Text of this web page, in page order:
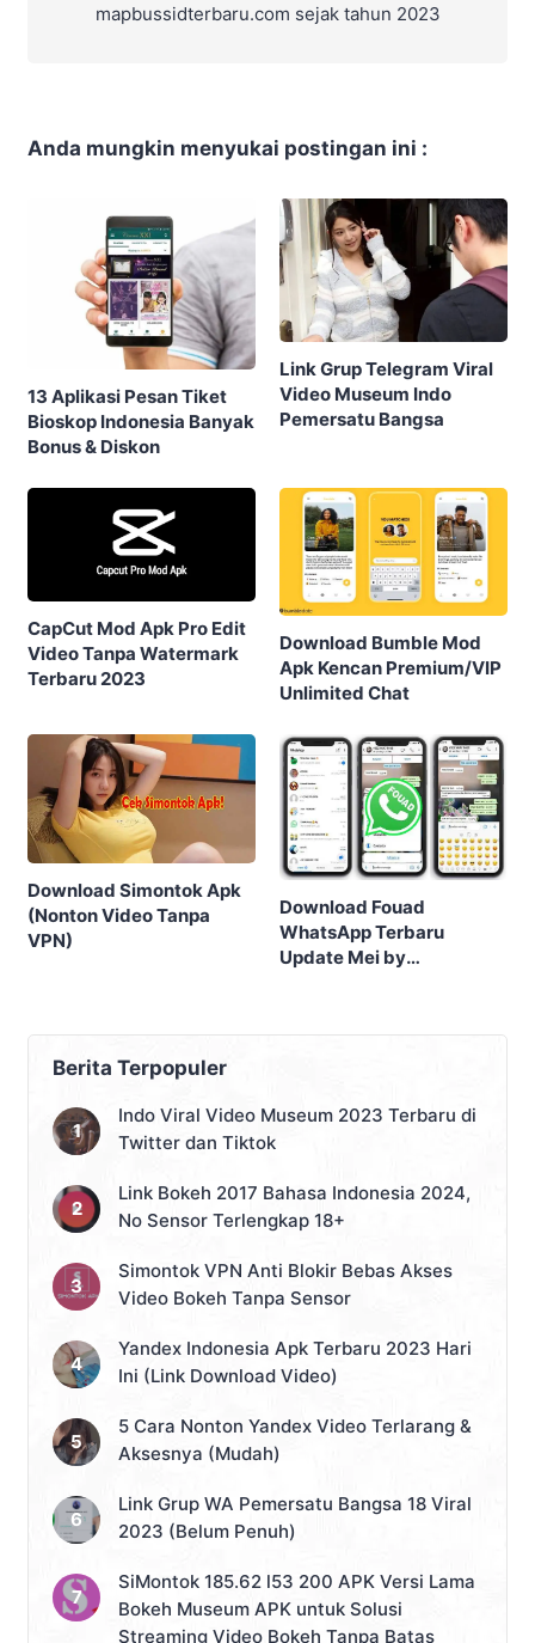
mapbussidterbaru.com sejak tahun 2023
Anda mungkin menyukai postingan ini :
13 Aplikasi Pesan Tiket
Bioskop Indonesia Banyak
Bonus & Diskon
Link Grup Telegram Viral
Video Museum Indo
Pemersatu Bangsa
CapCut Mod Apk Pro Edit
Video Tanpa Watermark
Terbaru 2023
Download Bumble Mod
Apk Kencan Premium/VIP
Unlimited Chat
Download Simontok Apk
(Nonton Video Tanpa
VPN)
Download Fouad
WhatsApp Terbaru
Update Mei by
Berita Terpopuler
Indo Viral Video Museum 2023 Terbaru di
Twitter dan Tiktok
Link Bokeh 2017 Bahasa Indonesia 2024,
No Sensor Terlengkap 18+
Simontok VPN Anti Blokir Bebas Akses
Video Bokeh Tanpa Sensor
Yandex Indonesia Apk Terbaru 2023 Hari
Ini (Link Download Video)
5 Cara Nonton Yandex Video Terlarang &
Aksesnya (Mudah)
Link Grup WA Pemersatu Bangsa 18 Viral
2023 (Belum Penuh)
SiMontok 185.62 l53 200 APK Versi Lama
Bokeh Museum APK untuk Solusi
Streaming Video Bokeh Tanpa Batas